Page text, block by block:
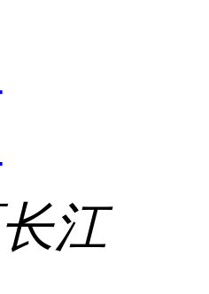
江